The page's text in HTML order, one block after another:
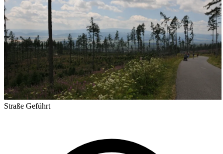
Straße Geführt